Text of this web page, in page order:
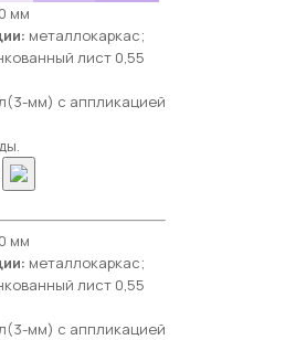
мм
металлокаркас;
лист 0,55
мм) с аппликацией
мм
металлокаркас;
лист 0,55
мм) с аппликацией